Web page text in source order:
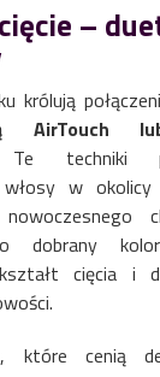
–
królują
AirTouch
techniki
włosy w
dobrany
cięcia i
które cenią